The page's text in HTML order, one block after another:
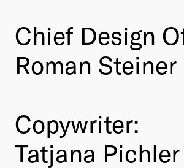
Chief Design
Roman Steiner
Copywriter:
Tatjana Pichler